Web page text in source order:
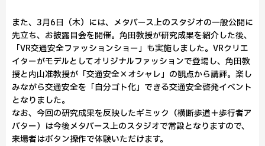
また、3月6日（木）には、メタバース上のスタジオの一般公開に
先立ち、お披露目会を開催。角田教授が研究成果を紹介した後、
「VR交通安全ファッションショー」も実施しました。VRクリエ
イターがモデルとしてオリジナルファッションで登場し、角田教
授と内山准教授が「交通安全×オシャレ」の観点から講評。楽し
みながら交通安全を「自分ゴト化」できる交通安全啓発イベント
となりました。
なお、今回の研究成果を反映したギミック（横断歩道＋歩行者ア
バター）は今後メタバース上のスタジオで常設となりますので、
来場者はボタン操作で体験いただけます。